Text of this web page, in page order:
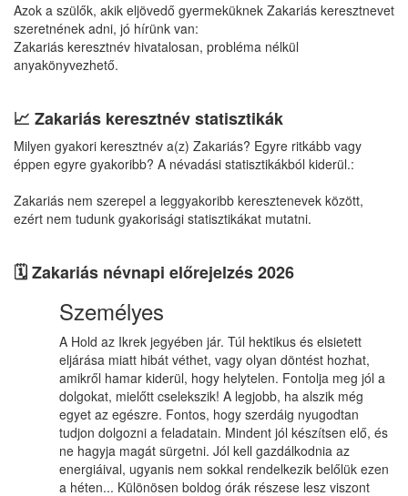
Azok a szülők, akik eljövedő gyermeküknek Zakariás keresztnevet
szeretnének adni, jó hírünk van:
Zakariás keresztnév hivatalosan, probléma nélkül
anyakönyvezhető.
📈 Zakariás keresztnév statisztikák
Milyen gyakori keresztnév a(z) Zakariás? Egyre ritkább vagy
éppen egyre gyakoribb? A névadási statisztikákból kiderül.:
Zakariás nem szerepel a leggyakoribb keresztenevek között,
ezért nem tudunk gyakorisági statisztikákat mutatni.
🗓️ Zakariás névnapi előrejelzés 2026
Személyes
A Hold az Ikrek jegyében jár. Túl hektikus és elsietett
eljárása miatt hibát véthet, vagy olyan döntést hozhat,
amikről hamar kiderül, hogy helytelen. Fontolja meg jól a
dolgokat, mielőtt cselekszik! A legjobb, ha alszik még
egyet az egészre. Fontos, hogy szerdáig nyugodtan
tudjon dolgozni a feladatain. Mindent jól készítsen elő, és
ne hagyja magát sürgetni. Jól kell gazdálkodnia az
energiáival, ugyanis nem sokkal rendelkezik belőlük ezen
a héten... Különösen boldog órák részese lesz viszont